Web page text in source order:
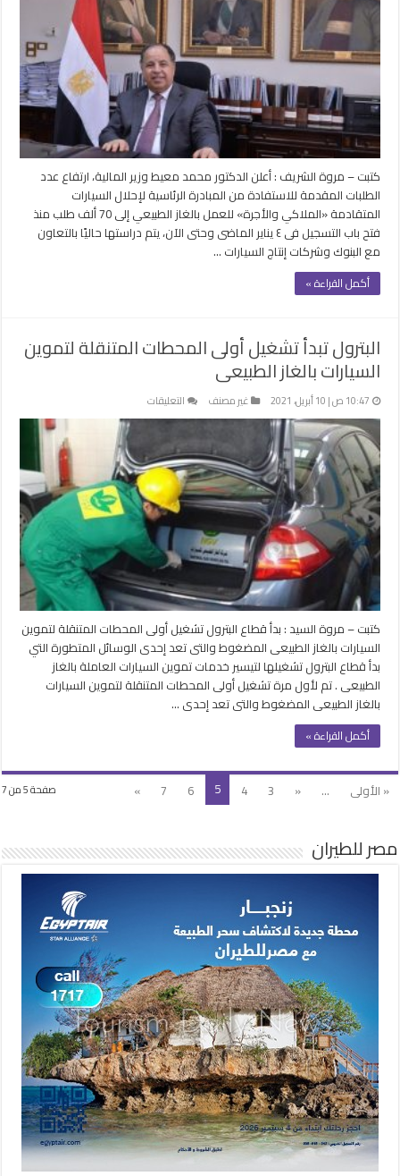
إحلال
السيارات
القديمة
للعمل
بالغاز
الطبيعي
70ألفا
مغلقة
كتبت – مروة الشريف : أعلن الدكتور محمد معيط وزير المالية، ارتفاع عدد
الطلبات المقدمة للاستفادة من المبادرة الرئاسية لإحلال السيارات
المتقادمة «الملاكي والأجرة» للعمل بالغاز الطبيعي إلى 70 ألف طلب منذ
فتح باب التسجيل فى ٤ يناير الماضى وحتى الآن، يتم دراستها حاليًا بالتعاون
مع البنوك وشركات إنتاج السيارات …
أكمل القراءة »
البترول تبدأ تشغيل أولى المحطات المتنقلة لتموين
السيارات بالغاز الطبيعى
10:47 ص | 10 أبريل، 2021 غير مصنف التعليقات
البترول
تشغيل
أولى
المحطات
المتنقلة
لتموين
السيارات
بالغاز
الطبيعى
مغلقة
كتبت – مروة السيد : بدأ قطاع البترول تشغيل أولى المحطات المتنقلة لتموين
السيارات بالغاز الطبيعى المضغوط والتى تعد إحدى الوسائل المتطورة التي
بدأ قطاع البترول تشغيلها لتيسير خدمات تموين السيارات العاملة بالغاز
الطبيعى . تم لأول مرة تشغيل أولى المحطات المتنقلة لتموين السيارات
بالغاز الطبيعى المضغوط والتى تعد إحدى …
أكمل القراءة »
صفحة 5 من 7 « الأولى ...
«
3
4
5
6
7
»
مصر للطيران